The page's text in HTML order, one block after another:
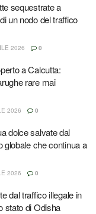
sequestrate a
un nodo del traffico
2026 0
a Calcutta:
rare mai
2026 0
dolce salvate dal
globale che continua a
2026 0
dal traffico illegale in
stato di Odisha